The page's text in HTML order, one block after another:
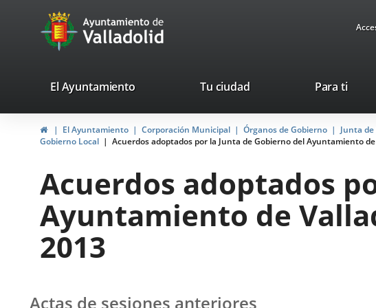
Portal
Web
Ayuntamiento
de
Valladolid
valladolid.es
El Ayuntamiento Tu ciudad Para ti
HomeEl Ayuntamiento Corporación Municipal Órganos de Gobierno Junta
Gobierno Local
Acuerdos adoptados por la Junta de Gobierno del Ayuntamiento
Acuerdos adoptados
Ayuntamiento de
2013
Actas de sesiones anteriores